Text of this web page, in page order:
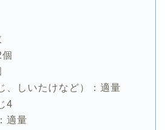
、しいたけなど）：適量
4
適量